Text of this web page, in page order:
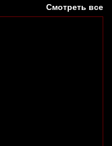
Смотреть все